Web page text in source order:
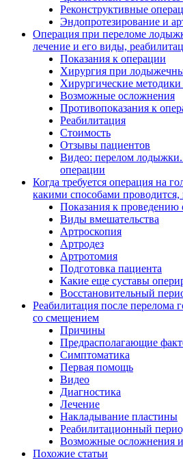
Реконструктивные
Эндопротезирование и
Операция при переломе
лечение и его виды,
Показания к операции
Хирургия при
Хирургические
Возможные осложнения
Противопоказания к
Реабилитация
Стоимость
Отзывы пациентов
Видео: перелом
операции
Когда требуется операция на
какими способами проводится,
Показания к проведению
Виды вмешательства
Артроскопия
Артродез
Артротомия
Подготовка пациента
Какие еще суставы
Восстановительный
Реабилитация после перелома
со смещением
Причины
Предрасполагающие
Симптоматика
Первая помощь
Видео
Диагностика
Лечение
Накладывание пластины
Реабилитационный
Возможные осложнения
Похожие статьи